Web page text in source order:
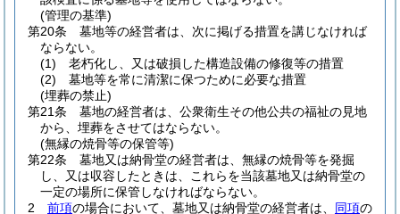
(管理の基準)
第20条
墓地等の経営者は、次に掲げる措置を講じなければ
ならない。
(1)
老朽化し、又は破損した構造設備の修復等の措置
(2)
墓地等を常に清潔に保つために必要な措置
(埋葬の禁止)
第21条
墓地の経営者は、公衆衛生その他公共の福祉の見地
から、埋葬をさせてはならない。
(無縁の焼骨等の保管等)
第22条
墓地又は納骨堂の経営者は、無縁の焼骨等を発掘
し、又は収容したときは、これらを当該墓地又は納骨堂の
一定の場所に保管しなければならない。
2
前項の場合において、墓地又は納骨堂の経営者は、 同項の